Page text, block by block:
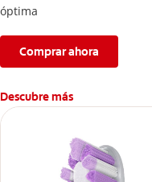
óptima
Comprar ahora
Descubre más